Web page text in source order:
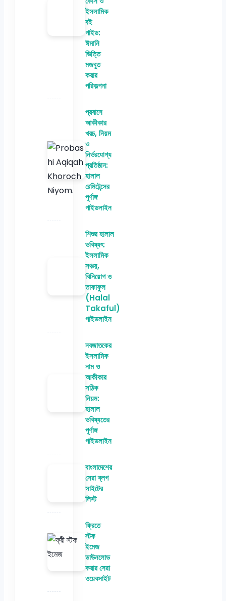
ইসলামিক
বই
গাইড:
ঈমানি
ভিত্তি
মজবুত
করার
পরিকল্পনা
প্রবাসে
আকীকার
খরচ, নিয়ম
ও
নির্ভরযোগ্য
প্রতিষ্ঠান:
হালাল
রেমিটেন্সের
পূর্ণাঙ্গ
গাইডলাইন
শিশুর হালাল
ভবিষ্যৎ:
ইসলামিক
সঞ্চয়,
বিনিয়োগ ও
তাকাফুল
(Halal
Takaful)
গাইডলাইন
নবজাতকের
ইসলামিক
নাম ও
আকীকার
সঠিক
নিয়ম:
হালাল
ভবিষ্যতের
পূর্ণাঙ্গ
গাইডলাইন
বাংলাদেশের
সেরা ব্লগ
সাইটের
লিস্ট
ফ্রিতে
স্টক
ইমেজ
ডাউনলোড
করার সেরা
ওয়েবসাইট